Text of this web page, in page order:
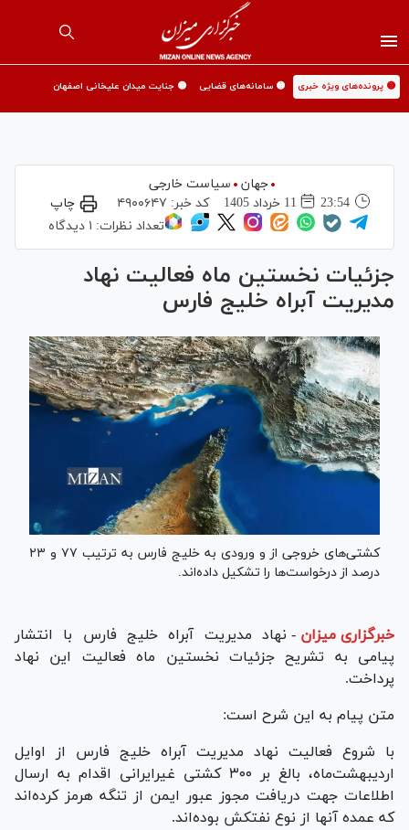
🟡 پرونده‌های ویژه خبری 🟡 سامانه‌های قضایی 🟡 جنایت میدان علیخانی اصفهان
جهان
سیاست خارجی
23:54
11 خرداد 1405 کد خبر: ۴۹۰۰۶۴۷
چاپ
تعداد نظرات: ۱ دیدگاه
جزئیات نخستین ماه فعالیت نهاد
مدیریت آبراه خلیج فارس
کشتی‌های خروجی از و ورودی به خلیج فارس به ترتیب ۷۷ و ۲۳
درصد از درخواست‌ها را تشکیل داده‌اند.
خبرگزاری میزان - نهاد مدیریت آبراه خلیج فارس با انتشار
پیامی به تشریح جزئیات نخستین ماه فعالیت این نهاد
پرداخت.
متن پیام به این شرح است:
با شروع فعالیت نهاد مدیریت آبراه خلیج فارس از اوایل
اردیبهشت‌ماه، بالغ بر ۳۰۰ کشتی غیرایرانی اقدام به ارسال
اطلاعات جهت دریافت مجوز عبور ایمن از تنگه هرمز کرده‌اند
که عمده آنها از نوع نفتکش بوده‌اند.